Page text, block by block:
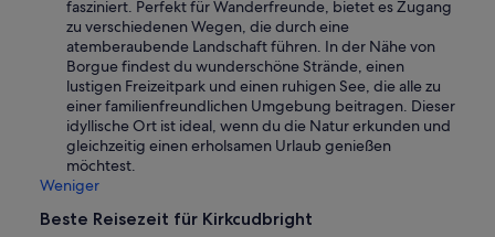
fasziniert. Perfekt für Wanderfreunde, bietet es Zugang
zu verschiedenen Wegen, die durch eine
atemberaubende Landschaft führen. In der Nähe von
Borgue findest du wunderschöne Strände, einen
lustigen Freizeitpark und einen ruhigen See, die alle zu
einer familienfreundlichen Umgebung beitragen. Dieser
idyllische Ort ist ideal, wenn du die Natur erkunden und
gleichzeitig einen erholsamen Urlaub genießen
möchtest.
Weniger
Beste Reisezeit für Kirkcudbright